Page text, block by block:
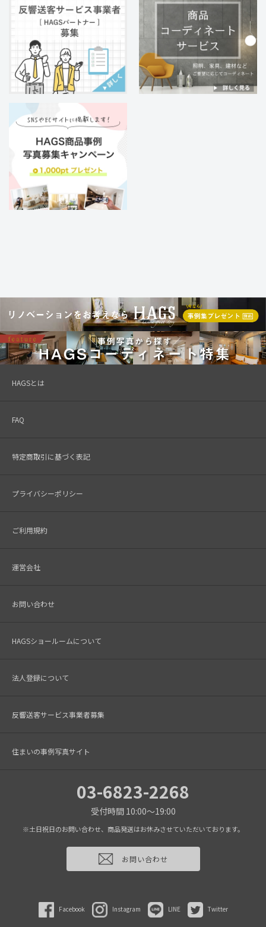
HAGSとは
FAQ
特定商取引に基づく表記
プライバシーポリシー
ご利用規約
運営会社
お問い合わせ
HAGSショールームについて
法人登録について
反響送客サービス事業者募集
住まいの事例写真サイト
03-6823-2268
受付時間 10:00～19:00
※土日祝日のお問い合わせ、商品発送はお休みさせていただいております。
お問い合わせ
Facebook Instagram LINE Twitter